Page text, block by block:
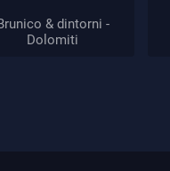
& dintorni -
Dolomiti